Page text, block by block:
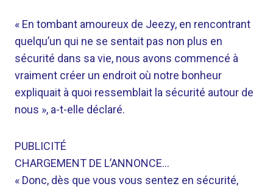
« En tombant amoureux de Jeezy, en rencontrant
quelqu’un qui ne se sentait pas non plus en
sécurité dans sa vie, nous avons commencé à
vraiment créer un endroit où notre bonheur
expliquait à quoi ressemblait la sécurité autour de
nous », a-t-elle déclaré.
PUBLICITÉ
CHARGEMENT DE L’ANNONCE…
« Donc, dès que vous vous sentez en sécurité,